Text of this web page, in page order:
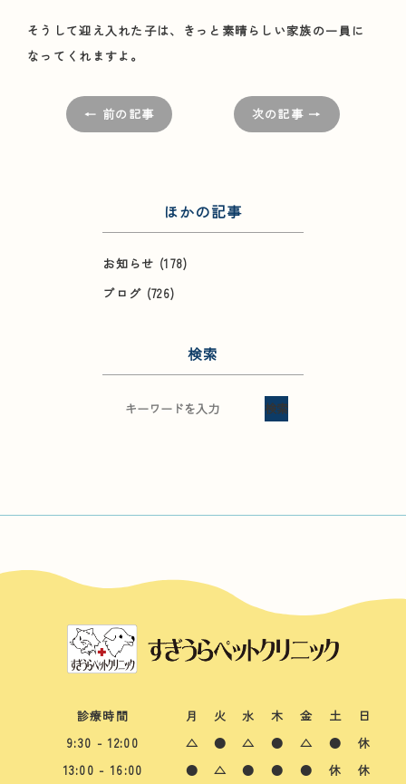
そうして迎え入れた子は、きっと素晴らしい家族の一員に
なってくれますよ。
← 前の記事 次の記事 →
ほかの記事
お知らせ (178)
ブログ (726)
検索
検索
診療時間 月 火 水 木 金 土
日
9:30 - 12:00
△ ● △ ● △ ●
休
13:00 - 16:00
● △ ● ● ● 休
休